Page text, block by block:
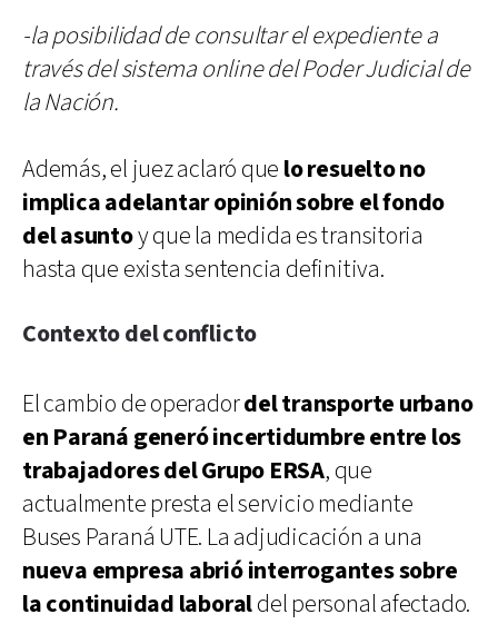
-la posibilidad de consultar el expediente a
través del sistema online del Poder Judicial de
la Nación.
Además, el juez aclaró que lo resuelto no
implica adelantar opinión sobre el fondo
del asuntoy que la medida es transitoria
hasta que exista sentencia definitiva.
Contexto del conflicto
El cambio de operadordel transporte urbano
en Paraná generó incertidumbre entre los
trabajadores del Grupo ERSA, que
actualmente presta el servicio mediante
Buses Paraná UTE. La adjudicación a una
nueva empresa abrió interrogantes sobre
la continuidad laboraldel personal afectado.